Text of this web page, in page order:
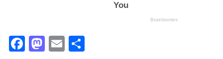
Facebook
Mastodon
EmailПоділитися